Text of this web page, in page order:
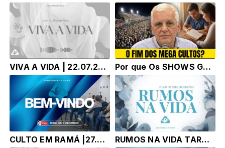
VIVA A VIDA | 22.07.26 | Pr: Alexandre Faria Por que Os SHOWS GOSPEL NÃO Adiantam NADA Para DEUS? | Pr. Érico Rodolpho Bussinger (Reflexão)
CULTO EM RAMÁ |27.07.26 | Pr. ÉRICO RODOLPHO BUSSINGER RUMOS NA VIDA TARDE | 27.07.26 | Pr. Érico Rodolpho Bussinge